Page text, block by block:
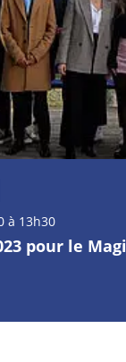
à 13h30
pour le